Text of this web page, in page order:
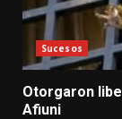
Sucesos
Otorgaron
Afiuni